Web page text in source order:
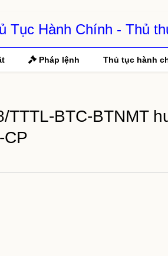
Tục Hành Chính - Thủ
Pháp lệnh Thủ tục hành
TTTL-BTC-BTNMT
CP